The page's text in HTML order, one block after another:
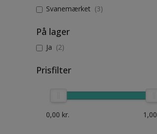
Svanemærket (3)
På lager
Ja (2)
Prisfilter
0,00 kr. 1,00